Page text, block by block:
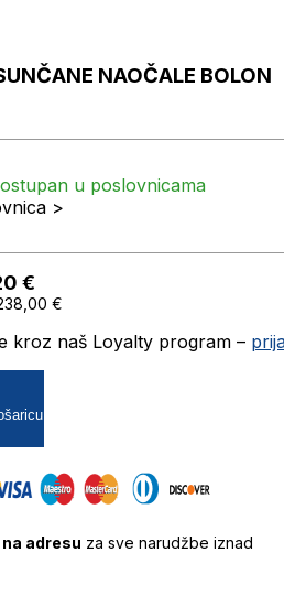
NAOČALE BOLON
u poslovnicama
>
€
€
kroz naš Loyalty program –
adresu za sve narudžbe iznad